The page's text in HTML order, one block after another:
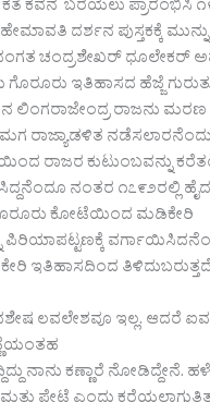
ಕತೆ ಕವನ ಬರೆಯಲು ಪ್ರಾರಂಭಿಸಿ
ದರ್ಶನ ಪುಸ್ತಕಕ್ಕೆ
ಚಂದ್ರಶೇಖರ್ ಧೂಲೇಕರ್
ಇತಿಹಾಸದ ಹೆಜ್ಜೆ
ಲಿಂಗರಾಜೇಂದ್ರ ರಾಜನು
ರಾಜ್ಯಾಡಳಿತ
ರಾಜರ ಕುಟುಂಬವನ್ನು
ನಂತರ ೧೭೯೨ರಲ್ಲಿ
ಗೊರೂರು ಕೋಟೆಯಿಂದ ಮಡಿಕೇರಿ
ಪಿರಿಯಾಪಟ್ಟಣಕ್ಕೆ
ಇತಿಹಾಸದಿಂದ
ಲವಲೇಶವೂ ಇಲ್ಲ. ಆದರೆ
ನಾನು ಕಣ್ಣಾರೆ ನೋಡಿದ್ದೇನೆ.